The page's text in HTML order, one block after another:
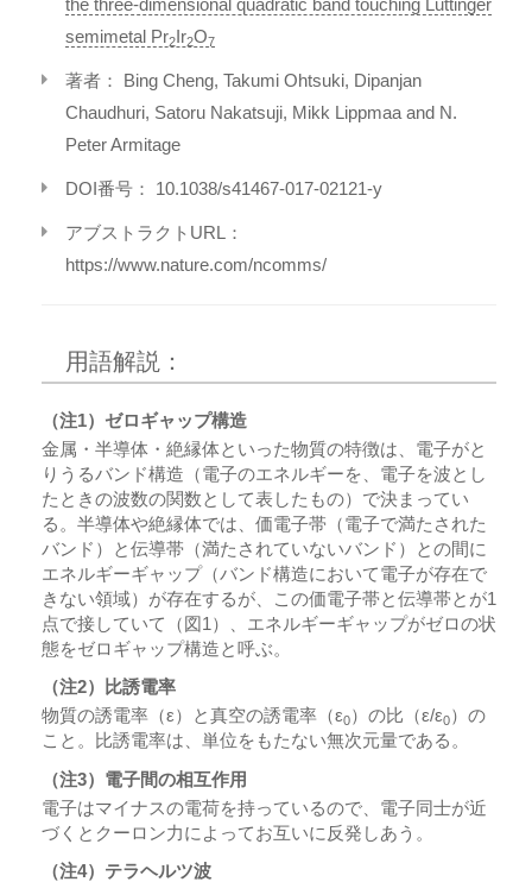
the three-dimensional quadratic band touching Luttinger
semimetal Pr2Ir2O7
著者： Bing Cheng, Takumi Ohtsuki, Dipanjan
Chaudhuri, Satoru Nakatsuji, Mikk Lippmaa and N.
Peter Armitage
DOI番号： 10.1038/s41467-017-02121-y
アブストラクトURL：
https://www.nature.com/ncomms/
用語解説：
（注1）ゼロギャップ構造
金属・半導体・絶縁体といった物質の特徴は、電子がと
りうるバンド構造（電子のエネルギーを、電子を波とし
たときの波数の関数として表したもの）で決まってい
る。半導体や絶縁体では、価電子帯（電子で満たされた
バンド）と伝導帯（満たされていないバンド）との間に
エネルギーギャップ（バンド構造において電子が存在で
きない領域）が存在するが、この価電子帯と伝導帯とが1
点で接していて（図1）、エネルギーギャップがゼロの状
態をゼロギャップ構造と呼ぶ。
（注2）比誘電率
物質の誘電率（ε）と真空の誘電率（ε0）の比（ε/ε0）の
こと。比誘電率は、単位をもたない無次元量である。
（注3）電子間の相互作用
電子はマイナスの電荷を持っているので、電子同士が近
づくとクーロン力によってお互いに反発しあう。
（注4）テラヘルツ波